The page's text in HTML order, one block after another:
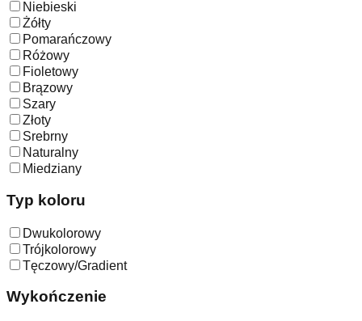
Niebieski
Żółty
Pomarańczowy
Różowy
Fioletowy
Brązowy
Szary
Złoty
Srebrny
Naturalny
Miedziany
Typ koloru
Dwukolorowy
Trójkolorowy
Tęczowy/Gradient
Wykończenie